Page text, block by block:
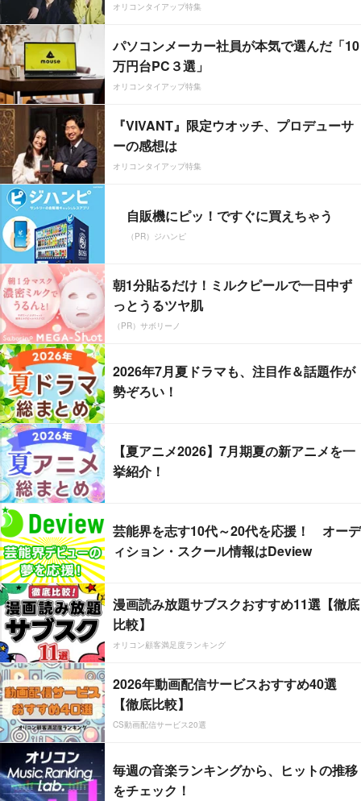
オリコンタイアップ特集
パソコンメーカー社員が本気で選んだ「10
万円台PC３選」
オリコンタイアップ特集
『VIVANT』限定ウオッチ、プロデューサ
ーの感想は
オリコンタイアップ特集
自販機にピッ！ですぐに買えちゃう
（PR）ジハンピ
朝1分貼るだけ！ミルクピールで一日中ず
っとうるツヤ肌
（PR）サボリーノ
2026年7月夏ドラマも、注目作＆話題作が
勢ぞろい！
【夏アニメ2026】7月期夏の新アニメを一
挙紹介！
芸能界を志す10代～20代を応援！ オーデ
ィション・スクール情報はDeview
漫画読み放題サブスクおすすめ11選【徹底
比較】
オリコン顧客満足度ランキング
2026年動画配信サービスおすすめ40選
【徹底比較】
CS動画配信サービス20選
毎週の音楽ランキングから、ヒットの推移
をチェック！